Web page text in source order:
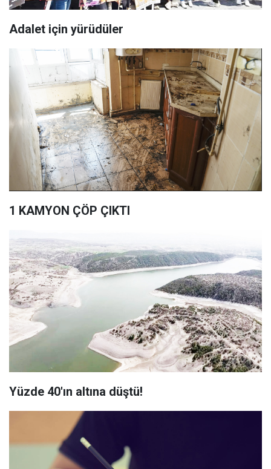
Adalet için yürüdüler
1 KAMYON ÇÖP ÇIKTI
Yüzde 40'ın altına düştü!